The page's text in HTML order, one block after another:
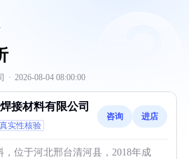
· 2026-08-04 08:00:00
接材料有限公司
实性核验
咨询 进店
位于河北邢台清河县，2018年成